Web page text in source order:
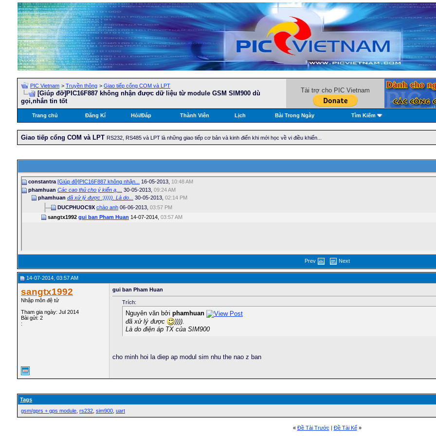
PIC Vietnam > Truyền thông > Giao tiếp cổng COM và LPT
[Giúp đỡ]PIC16F887 không nhận được dữ liệu từ module GSM SIM900 dù
gọi,nhắn tin tốt
Tài trợ cho PIC Vietnam
Trang chủ Đăng Kí Hỏi/Ðáp Thành Viên Lịch Bài Trong Ngày Tìm Kiếm
Giao tiếp cổng COM và LPT RS232, RS485 và LPT là những giao tiếp cơ bản và kinh điển khi mới học về vi điều khiển...
constantra [Giúp đỡ]PIC16F887 không nhận... 16-05-2013, 10:48 AM
phamhuan Các cao thủ cho ý kiến ạ,... 30-05-2013, 09:24 AM
phamhuan đã xử lý được :))))). Là do... 30-05-2013, 02:14 PM
DUCPHUOC9X chào anh 06-06-2013, 03:57 PM
sangtx1992 gui ban Pham Huan 14-07-2014, 03:57 AM
Prev Next
14-07-2014, 03:57 AM
sangtx1992
Nhập môn đệ tử
Tham gia ngày: Jul 2014
Bài gửi: 2
:
gui ban Pham Huan
Trích:
Nguyên văn bởi phamhuan
đã xử lý được
)))).
Là do điện áp TX của SIM900
cho minh hoi la diep ap modul sim nhu the nao z ban
Tags
gsm/gprs + gps module rs232 sim900 uart
« Ðề Tài Trước | Ðề Tài Kế »